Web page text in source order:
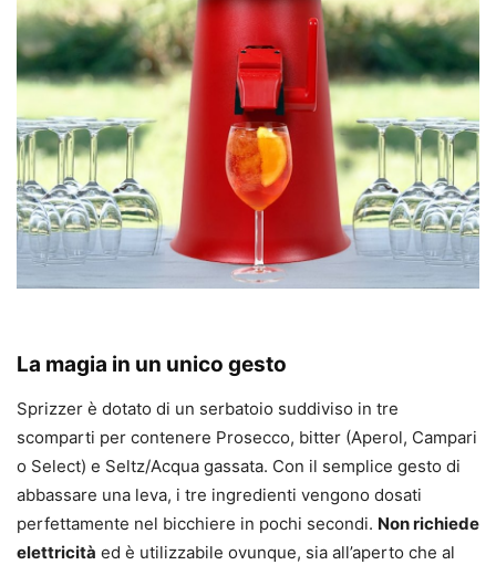
La magia in un unico gesto
Sprizzer è dotato di un serbatoio suddiviso in tre
scomparti per contenere Prosecco, bitter (Aperol, Campari
o Select) e Seltz/Acqua gassata. Con il semplice gesto di
abbassare una leva, i tre ingredienti vengono dosati
perfettamente nel bicchiere in pochi secondi. Non richiede
elettricità ed è utilizzabile ovunque, sia all’aperto che al